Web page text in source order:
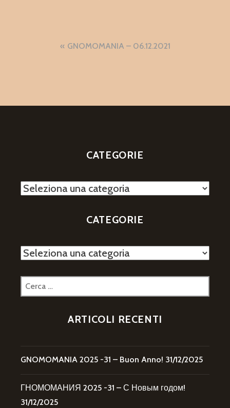
Navigazione
GNOMOMANIA – 06.12.2021
CATEGORIE
Categorie
CATEGORIE
Categorie
Ricerca
per:
ARTICOLI RECENTI
GNOMOMANIA 2025 -31 – Buon Anno! 31/12/2025
ГНОМОМАНИЯ 2025 -31 – С Новым годом!
31/12/2025